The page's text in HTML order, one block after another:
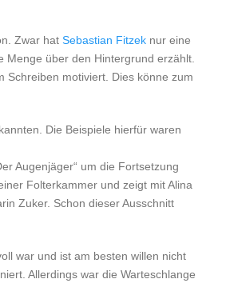
Zwar hat Sebastian Fitzek nur eine
Menge über den Hintergrund erzählt.
Schreiben motiviert. Dies könne zum
Die Beispiele hierfür waren
Augenjäger“ um die Fortsetzung
Folterkammer und zeigt mit Alina
Zuker. Schon dieser Ausschnitt
war und ist am besten willen nicht
Allerdings war die Warteschlange